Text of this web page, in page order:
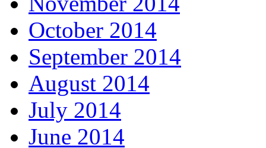
October 2014
September 2014
August 2014
July 2014
June 2014